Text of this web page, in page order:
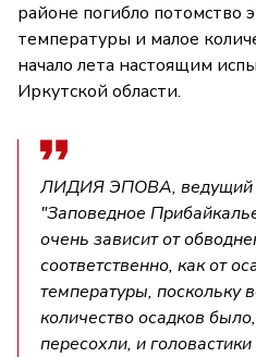
районе погибло
температуры и малое
начало лета настоящим
Иркутской области.
ЛИДИЯ ЭПОВА, ведущий
"Заповедное
очень зависит от
соответственно, как от
температуры, поскольку
количество осадков
пересохли, и головастики